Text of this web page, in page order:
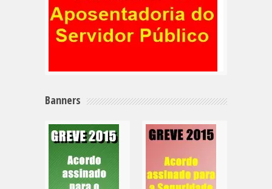
Banners